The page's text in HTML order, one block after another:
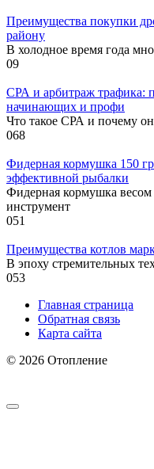
Преимущества покупки
району
В холодное время года
09
СРА и арбитраж трафика:
начинающих и профи
Что такое СРА и почему
068
Фидерная кормушка 150
эффективной рыбалки
Фидерная кормушка
инструмент
051
Преимущества котлов
В эпоху стремительных
053
Главная страница
Обратная связь
Карта сайта
© 2026 Отопление